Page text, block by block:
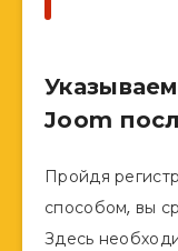
Joom
Пройдя
способом, вы
Здесь